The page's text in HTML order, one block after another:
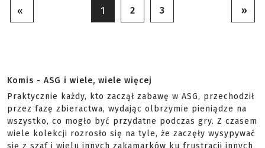
« 1 2 3 »
Komis - ASG i wiele, wiele więcej
Praktycznie każdy, kto zaczął zabawę w ASG, przechodził
przez fazę zbieractwa, wydając olbrzymie pieniądze na
wszystko, co mogło być przydatne podczas gry. Z czasem
wiele kolekcji rozrosło się na tyle, że zaczęły wysypywać
się z szaf i wielu innych zakamarków ku frustracji innych